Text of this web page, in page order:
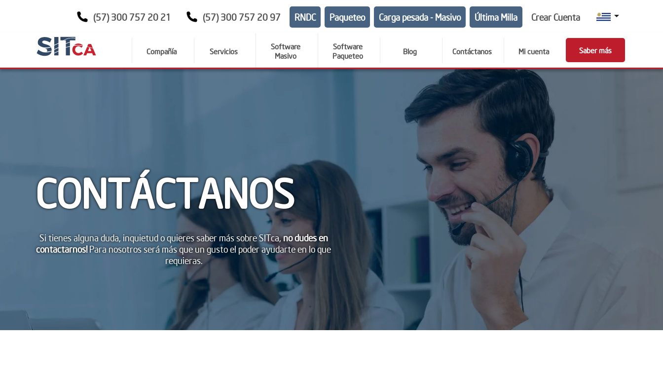
(57) 300 757 20 21 (57) 300 757 20 97 RNDC Paqueteo Carga pesada - Masivo Última Milla Crear Cuenta arrow_drop_down
Compañía Servicios
Software
Masivo
Software
Paqueteo
Blog Contáctanos Mi cuenta Saber más
CONTÁCTANOS
Si tienes alguna duda, inquietud o quieres saber más sobre SITca,no dudes en
contactarnos!Para nosotros será más que un gusto el poder ayudarte en lo que
requieras.